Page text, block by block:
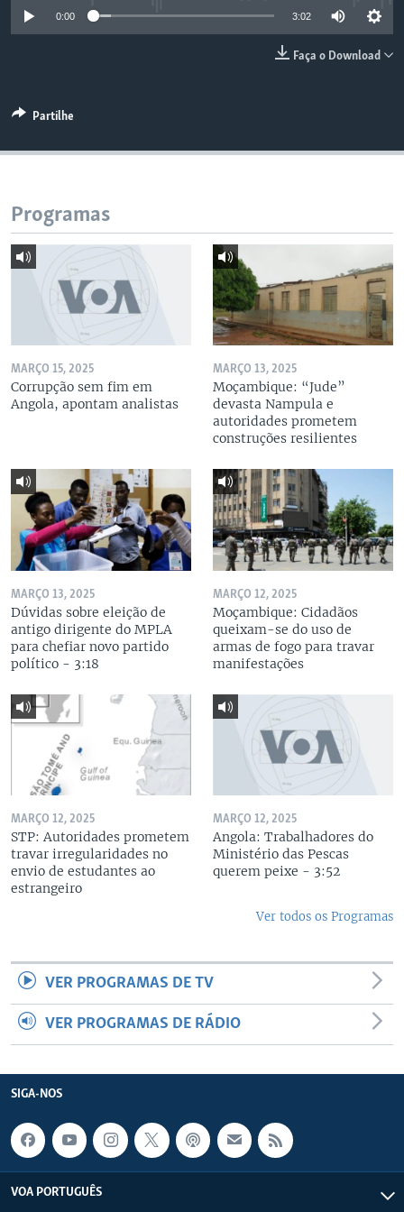
0:00 3:02
Faça o Download
Partilhe
Programas
MARÇO 15, 2025
Corrupção sem fim em
Angola, apontam analistas
MARÇO 13, 2025
Moçambique: “Jude”
devasta Nampula e
autoridades prometem
construções resilientes
MARÇO 13, 2025
Dúvidas sobre eleição de
antigo dirigente do MPLA
para chefiar novo partido
político - 3:18
MARÇO 12, 2025
Moçambique: Cidadãos
queixam-se do uso de
armas de fogo para travar
manifestações
MARÇO 12, 2025
STP: Autoridades prometem
travar irregularidades no
envio de estudantes ao
estrangeiro
MARÇO 12, 2025
Angola: Trabalhadores do
Ministério das Pescas
querem peixe - 3:52
Ver todos os Programas
VER PROGRAMAS DE TV
VER PROGRAMAS DE RÁDIO
SIGA-NOS
VOA PORTUGUÊS